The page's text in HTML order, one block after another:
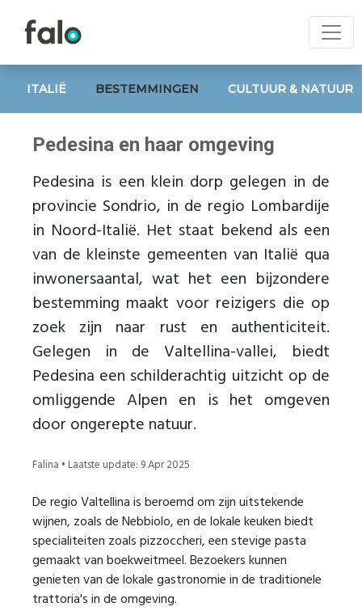
ITALIË BESTEMMINGEN CULTUUR & NATUUR
Pedesina en haar omgeving
Pedesina is een klein dorp gelegen in de
provincie Sondrio, in de regio Lombardije
in Noord-Italië. Het staat bekend als een
van de kleinste gemeenten van Italië qua
inwonersaantal, wat het een bijzondere
bestemming maakt voor reizigers die op
zoek zijn naar rust en authenticiteit.
Gelegen in de Valtellina-vallei, biedt
Pedesina een schilderachtig uitzicht op de
omliggende Alpen en is het omgeven
door ongerepte natuur.
Falina • Laatste update: 9 Apr 2025
De regio Valtellina is beroemd om zijn uitstekende
wijnen, zoals de Nebbiolo, en de lokale keuken biedt
specialiteiten zoals pizzoccheri, een stevige pasta
gemaakt van boekweitmeel. Bezoekers kunnen
genieten van de lokale gastronomie in de traditionele
trattoria's in de omgeving.